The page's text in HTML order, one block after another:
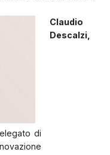
di
Claudio
Descalzi,